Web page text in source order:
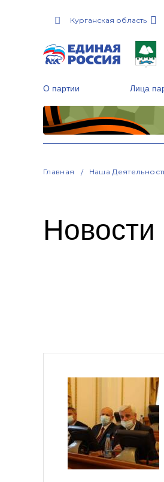
Курганская область
О партии Лица
Главная Наша
Новости